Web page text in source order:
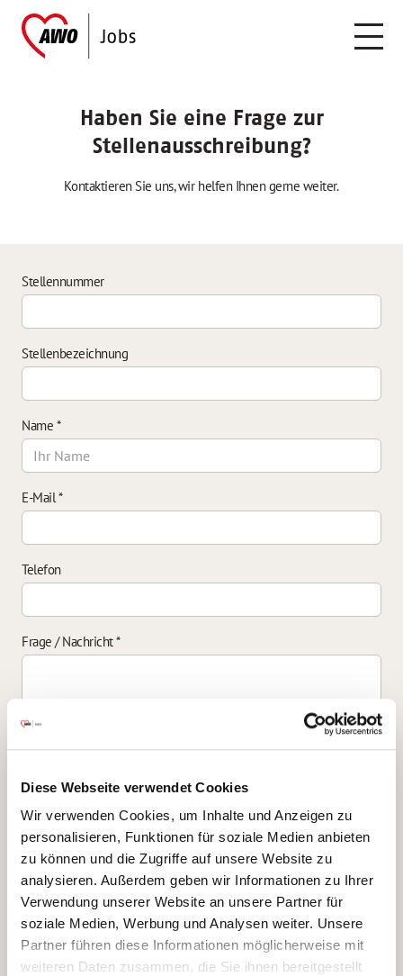
Diese Webseite verwendet Cookies
Wir verwenden Cookies, um Inhalte und Anzeigen zu
personalisieren, Funktionen für soziale Medien anbieten
zu können und die Zugriffe auf unsere Website zu
analysieren. Außerdem geben wir Informationen zu Ihrer
Verwendung unserer Website an unsere Partner für
soziale Medien, Werbung und Analysen weiter. Unsere
Partner führen diese Informationen möglicherweise mit
weiteren Daten zusammen, die Sie ihnen bereitgestellt
Haben Sie eine Frage zur
Stellenausschreibung?
Kontaktieren Sie uns, wir helfen Ihnen gerne weiter.
Stellennummer
Stellenbezeichnung
Name *
E-Mail*
Telefon
Frage / Nachricht*
Ich bin damit einverstanden, dass meine personenbezogenen Daten
ausschließlich zum Zweck der Durchführung der Kontaktanfrage
verarbeitet, auf IT- Systemen der Garitz Bewirtschaftungsbetriebe
GmbH, Heinrich-von-Kleist-Straße 2, 97688 Bad Kissingen
(Betreiber) gespeichert und an die für das Stellenangebot
verantwortliche Stelle zur Kontaktaufnahme weitergegeben
werden.
Diese Einwilligungserklärung kann ich jederzeit gegenüber dem